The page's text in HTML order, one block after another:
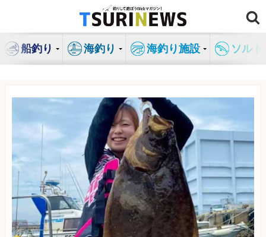
ン
船釣り 海釣り 海釣り施設 ソル